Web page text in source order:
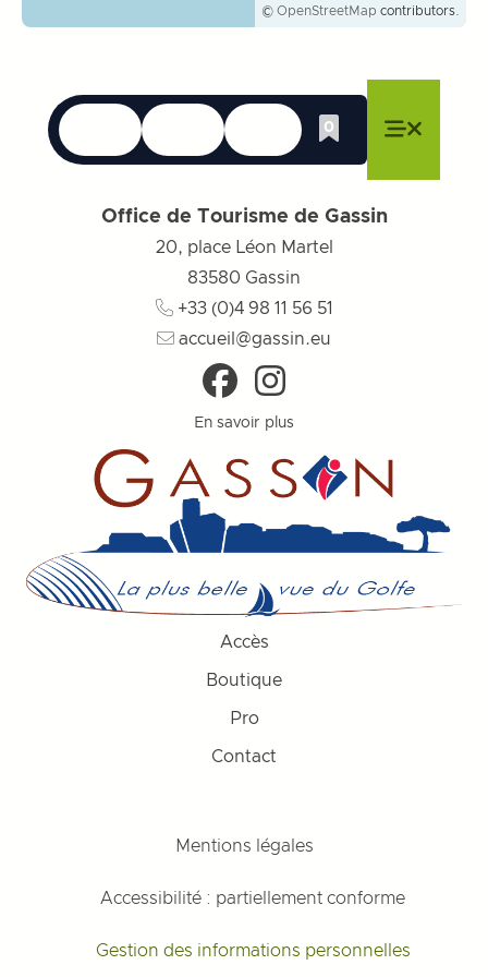
© OpenStreetMap contributors.
Langues
Fermer le menu
Accessibilité
Fermer le menu
Recherche
Fermer le menu
0
Liste de
Office de Tourisme de Gassin
20, place Léon Martel
83580 Gassin
+33 (0)4 98 11 56 51
accueil@gassin.eu
En savoir plus
Accès
Boutique
Pro
Contact
Mentions légales
Accessibilité : partiellement conforme
Gestion des informations personnelles